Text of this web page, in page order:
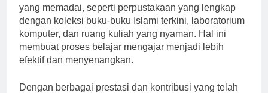
yang memadai, seperti perpustakaan yang lengkap
dengan koleksi buku-buku Islami terkini, laboratorium
komputer, dan ruang kuliah yang nyaman. Hal ini
membuat proses belajar mengajar menjadi lebih
efektif dan menyenangkan.
Dengan berbagai prestasi dan kontribusi yang telah